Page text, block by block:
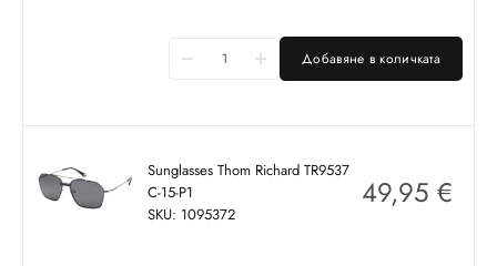
Добавяне в количката
Sunglasses Thom Richard TR9537
C-15-P1
SKU: 1095372
49,95 €